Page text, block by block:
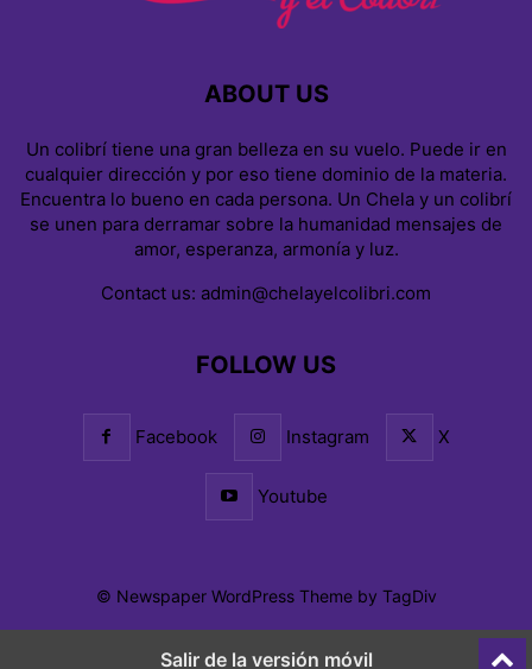
ABOUT US
Un colibrí tiene una gran belleza en su vuelo. Puede ir en
cualquier dirección y por eso tiene dominio de la materia.
Encuentra lo bueno en cada persona. Un Chela y un colibrí
se unen para derramar sobre la humanidad mensajes de
amor, esperanza, armonía y luz.
Contact us: admin@chelayelcolibri.com
FOLLOW US
Facebook Instagram X
Youtube
© Newspaper WordPress Theme by TagDiv
Salir de la versión móvil